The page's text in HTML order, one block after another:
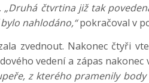
„Druhá čtvrtina již tak
nahlodáno,“pokračoval v
zvednout. Nakonec čtyři
vedení a zápas nakonec
z kterého pramenily